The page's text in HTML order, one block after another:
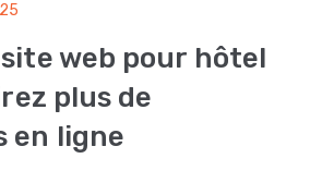
web pour hôtel
plus de
en ligne